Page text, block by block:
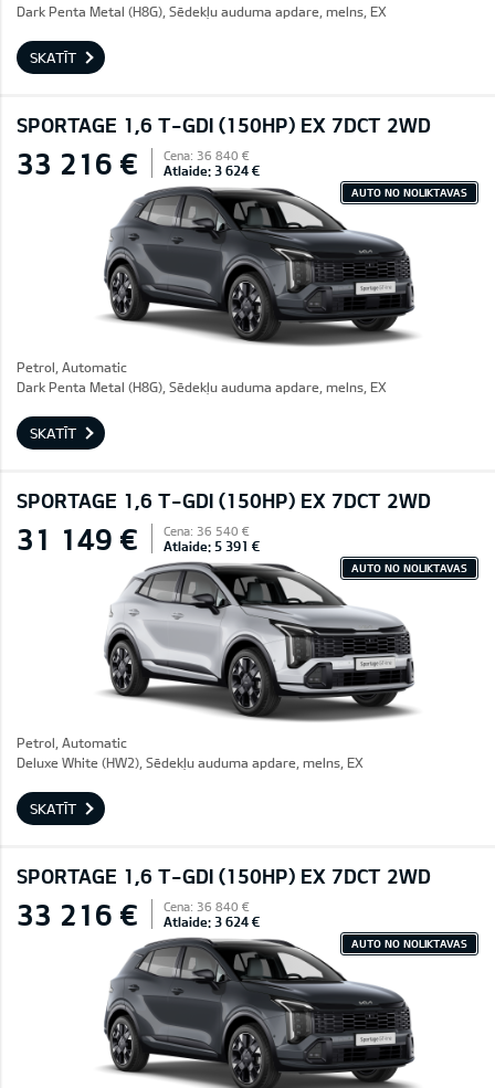
Dark Penta Metal (H8G), Sēdekļu auduma apdare, melns, EX
SKATĪT
SPORTAGE 1,6 T-GDI (150HP) EX 7DCT 2WD
33 216 € Cena: 36 840 €
Atlaide: 3 624 €
AUTO NO NOLIKTAVAS
Petrol, Automatic
Dark Penta Metal (H8G), Sēdekļu auduma apdare, melns, EX
SKATĪT
SPORTAGE 1,6 T-GDI (150HP) EX 7DCT 2WD
31 149 € Cena: 36 540 €
Atlaide: 5 391 €
AUTO NO NOLIKTAVAS
Petrol, Automatic
Deluxe White (HW2), Sēdekļu auduma apdare, melns, EX
SKATĪT
SPORTAGE 1,6 T-GDI (150HP) EX 7DCT 2WD
33 216 € Cena: 36 840 €
Atlaide: 3 624 €
AUTO NO NOLIKTAVAS